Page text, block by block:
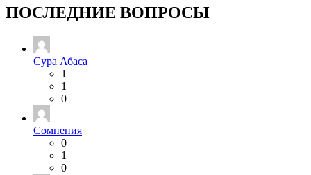
ПОСЛЕДНИЕ ВОПРОСЫ
Сура Абаса
1
1
0
Сомнения
0
1
0